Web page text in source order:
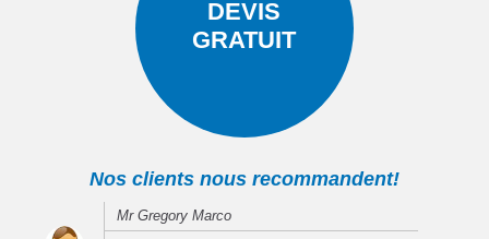
DEVIS
GRATUIT
Nos clients nous recommandent!
Mr Gregory Marco